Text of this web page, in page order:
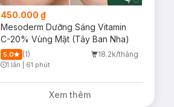
450.000 ₫
Mesoderm Dưỡng Sáng Vitamin
C-20% Vùng Mặt (Tây Ban Nha)
5.0 (1) 18.2k/tháng
1 lần 61 phút
Xem thêm